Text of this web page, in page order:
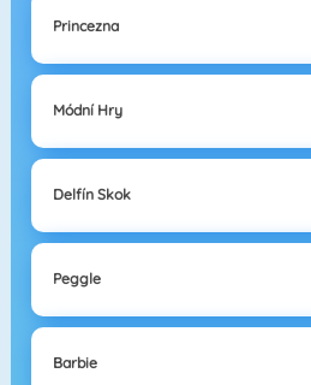
Princezna
Módní Hry
Delfín Skok
Peggle
Barbie